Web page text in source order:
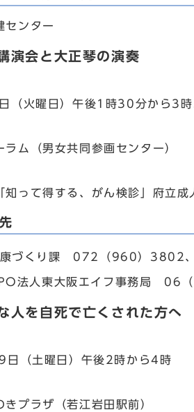
ンター
演会と大正琴の演奏
（火曜日）午後1時30分から3
ム（男女共同参画センター）
って得する、がん検診」府立成
づくり課 072（960）3802
法人東大阪エイフ事務局 06
人を自死で亡くされた方へ
（土曜日）午後2時から4時
プラザ（若江岩田駅前）